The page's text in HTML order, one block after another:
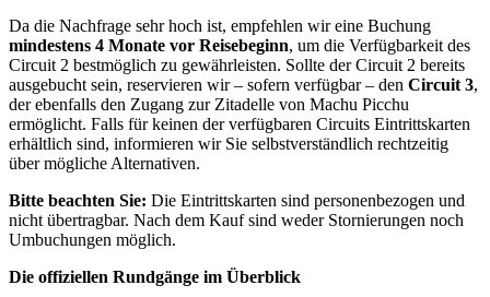
Da die Nachfrage sehr hoch ist, empfehlen wir eine Buchung
mindestens 4 Monate vor Reisebeginn, um die Verfügbarkeit des
Circuit 2 bestmöglich zu gewährleisten. Sollte der Circuit 2 bereits
ausgebucht sein, reservieren wir – sofern verfügbar – den Circuit 3,
der ebenfalls den Zugang zur Zitadelle von Machu Picchu
ermöglicht. Falls für keinen der verfügbaren Circuits Eintrittskarten
erhältlich sind, informieren wir Sie selbstverständlich rechtzeitig
über mögliche Alternativen.
Bitte beachten Sie: Die Eintrittskarten sind personenbezogen und
nicht übertragbar. Nach dem Kauf sind weder Stornierungen noch
Umbuchungen möglich.
Die offiziellen Rundgänge im Überblick